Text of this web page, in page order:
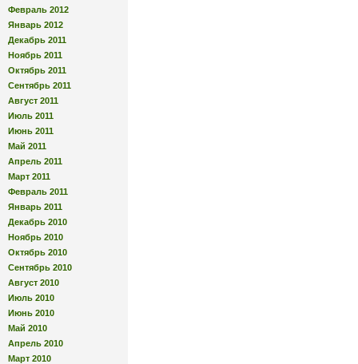
Февраль 2012
Январь 2012
Декабрь 2011
Ноябрь 2011
Октябрь 2011
Сентябрь 2011
Август 2011
Июль 2011
Июнь 2011
Май 2011
Апрель 2011
Март 2011
Февраль 2011
Январь 2011
Декабрь 2010
Ноябрь 2010
Октябрь 2010
Сентябрь 2010
Август 2010
Июль 2010
Июнь 2010
Май 2010
Апрель 2010
Март 2010